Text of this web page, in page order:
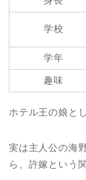
学校
学年
趣味
ホテル王の娘と
実は主人公の海
ら、許嫁という